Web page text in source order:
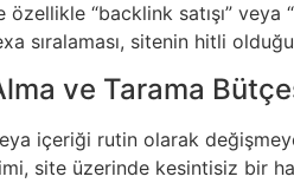
özellikle “backlink satışı”
sıralaması, sitenin hitli
ve Tarama
içeriği rutin olarak
site üzerinde kesintisiz bir